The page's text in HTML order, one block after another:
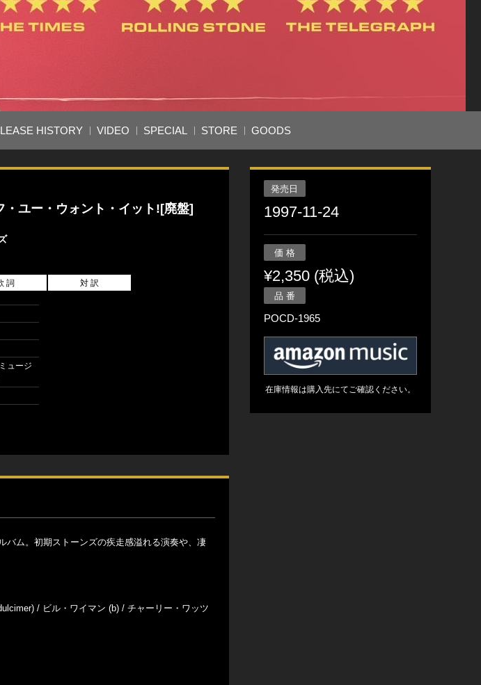
HISTORY VIDEO SPECIAL STORE GOODS
・ユー・ウォント・イット![廃盤]
詞 対 訳
ュージ
バム。初期ストーンズの疾走感溢れる演奏や、凄
/ ビル・ワイマン (b) / チャーリー・ワッツ
発売日
1997-11-24
価 格
¥2,350 (税込)
品 番
POCD-1965
在庫情報は購入先にてご確認ください。